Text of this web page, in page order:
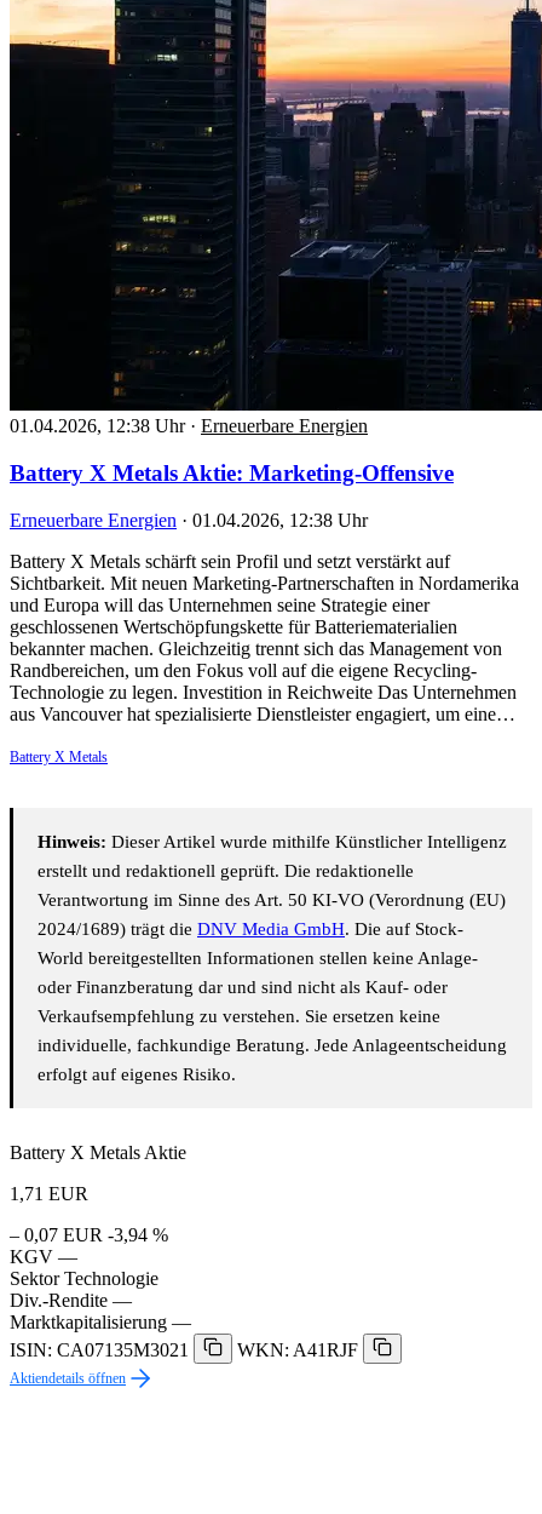
01.04.2026, 12:38 Uhr · Erneuerbare Energien
Battery X Metals Aktie: Marketing-Offensive
Erneuerbare Energien · 01.04.2026, 12:38 Uhr
Battery X Metals schärft sein Profil und setzt verstärkt auf
Sichtbarkeit. Mit neuen Marketing-Partnerschaften in Nordamerika
und Europa will das Unternehmen seine Strategie einer
geschlossenen Wertschöpfungskette für Batteriematerialien
bekannter machen. Gleichzeitig trennt sich das Management von
Randbereichen, um den Fokus voll auf die eigene Recycling-
Technologie zu legen. Investition in Reichweite Das Unternehmen
aus Vancouver hat spezialisierte Dienstleister engagiert, um eine…
Battery X Metals
Hinweis: Dieser Artikel wurde mithilfe Künstlicher Intelligenz
erstellt und redaktionell geprüft. Die redaktionelle
Verantwortung im Sinne des Art. 50 KI-VO (Verordnung (EU)
2024/1689) trägt die DNV Media GmbH. Die auf Stock-
World bereitgestellten Informationen stellen keine Anlage-
oder Finanzberatung dar und sind nicht als Kauf- oder
Verkaufsempfehlung zu verstehen. Sie ersetzen keine
individuelle, fachkundige Beratung. Jede Anlageentscheidung
erfolgt auf eigenes Risiko.
Battery X Metals Aktie
1,71 EUR
– 0,07 EUR -3,94 %
KGV —
Sektor Technologie
Div.-Rendite —
Marktkapitalisierung —
ISIN: CA07135M3021
WKN: A41RJF
Aktiendetails öffnen